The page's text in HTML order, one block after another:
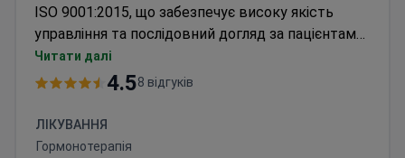
ISO 9001:2015, що забезпечує високу якість
управління та послідовний догляд за пацієнтами.
Лікарня пропонує послуги у 15 відділеннях,
включаючи ортопедії, внутрішню медицину,
досвідчених фахівців та сучасними технологіями
Лікарня Intrarat забезпечує швидке та точне
Читати далі
4.58 відгуків
ЛІКУВАННЯ
Гормонотерапія